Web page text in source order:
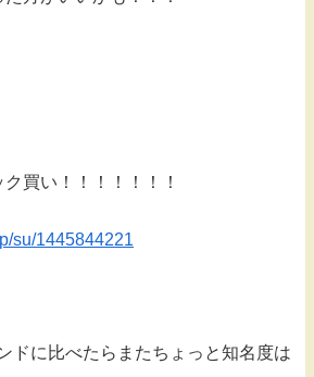
買い！！！！！！！
su/1445844221
ドに比べたらまたちょっと知名度は